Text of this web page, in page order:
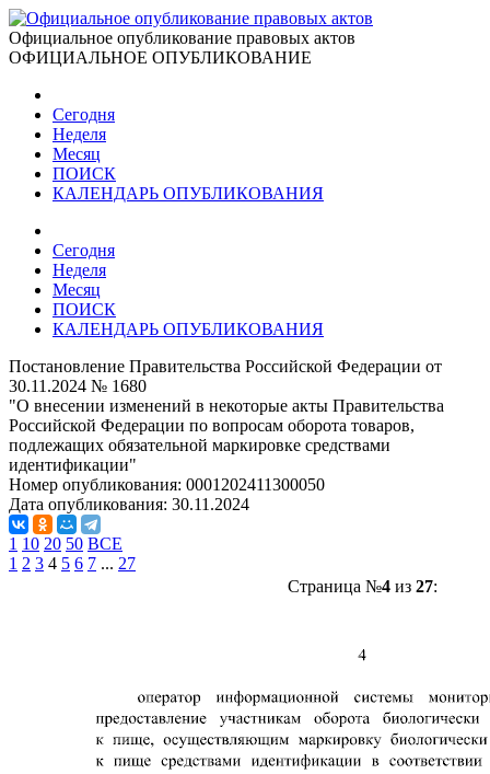
Официальное опубликование правовых актов
ОФИЦИАЛЬНОЕ ОПУБЛИКОВАНИЕ
Сегодня
Неделя
Месяц
ПОИСК
КАЛЕНДАРЬ ОПУБЛИКОВАНИЯ
Сегодня
Неделя
Месяц
ПОИСК
КАЛЕНДАРЬ ОПУБЛИКОВАНИЯ
Постановление Правительства Российской Федерации от
30.11.2024 № 1680
"О внесении изменений в некоторые акты Правительства
Российской Федерации по вопросам оборота товаров,
подлежащих обязательной маркировке средствами
идентификации"
Номер опубликования: 0001202411300050
Дата опубликования: 30.11.2024
1 10 20 50 ВСЕ
1 2 3 4 5 6 7 ... 27
Страница №4из 27: